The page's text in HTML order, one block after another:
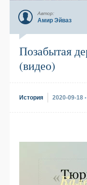
Автор:
Амир Эйваз
Позабытая
(видео)
История 2020-09-18